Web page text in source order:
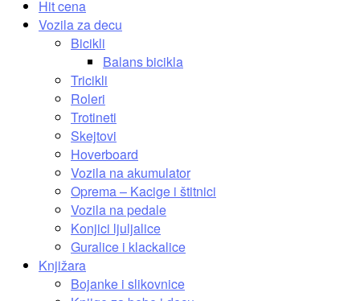
Hit cena
Vozila za decu
Bicikli
Balans bicikla
Tricikli
Roleri
Trotineti
Skejtovi
Hoverboard
Vozila na akumulator
Oprema – Kacige i štitnici
Vozila na pedale
Konjici ljuljalice
Guralice i klackalice
Knjižara
Bojanke i slikovnice